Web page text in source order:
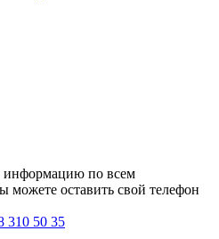
информацию по всем
оставить свой телефон
310 50 35